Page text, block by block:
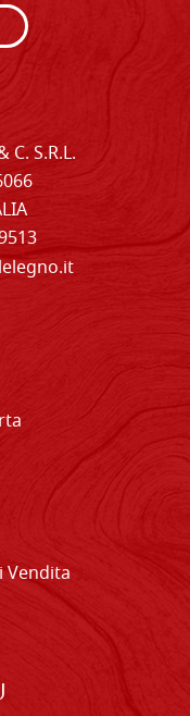
C. S.R.L.
Vendita